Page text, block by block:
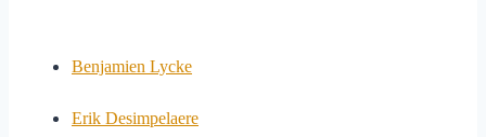
Benjamien Lycke
Erik Desimpelaere